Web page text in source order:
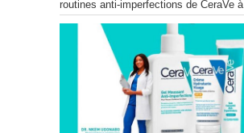
routines anti-imperfections de CeraVe